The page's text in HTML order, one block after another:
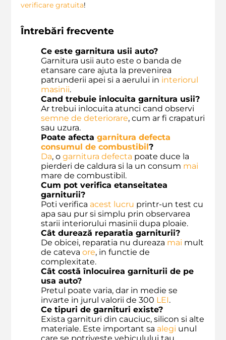
verificare gratuita!
Întrebări frecvente
Ce este garnitura usii auto?
Garnitura usii auto este o banda de
etansare care ajuta la prevenirea
patrunderii apei si a aerului in interiorul
masinii.
Cand trebuie inlocuita garnitura usii?
Ar trebui inlocuita atunci cand observi
semne de deteriorare, cum ar fi crapaturi
sau uzura.
Poate afecta garnitura defecta
consumul de combustibil?
Da, o garnitura defecta poate duce la
pierderi de caldura si la un consum mai
mare de combustibil.
Cum pot verifica etanseitatea
garniturii?
Poti verifica acest lucru printr-un test cu
apa sau pur si simplu prin observarea
starii interiorului masinii dupa ploaie.
Cât durează reparatia garniturii?
De obicei, reparatia nu dureaza mai mult
de cateva ore, in functie de
complexitate.
Cât costă înlocuirea garniturii de pe
usa auto?
Pretul poate varia, dar in medie se
invarte in jurul valorii de 300 LEI.
Ce tipuri de garnituri existe?
Exista garnituri din cauciuc, silicon si alte
materiale. Este important sa alegi unul